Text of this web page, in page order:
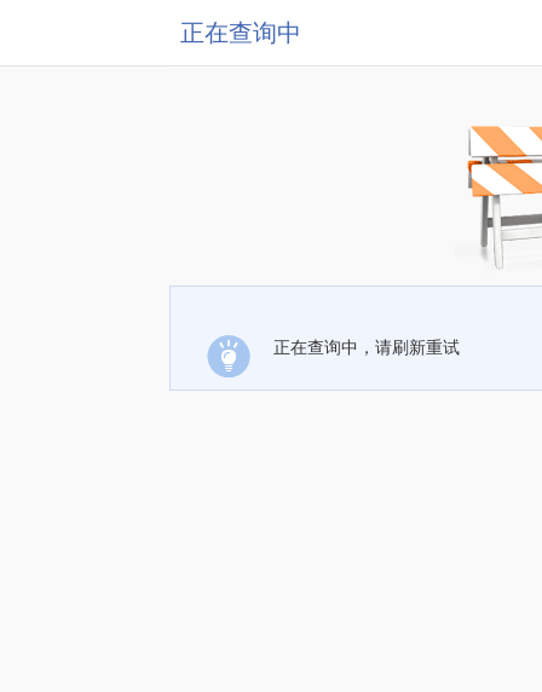
正在查询中
正在查询中，请刷新重试